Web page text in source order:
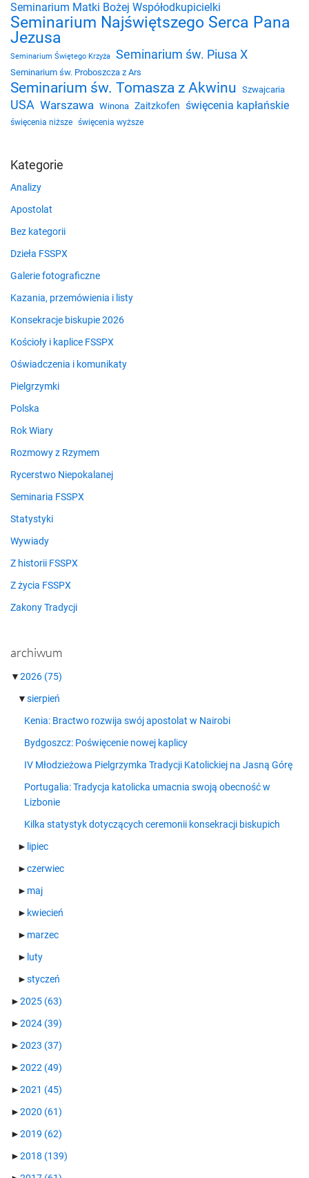
Seminarium Matki Bożej Współodkupicielki
Seminarium Najświętszego Serca Pana
Jezusa
Seminarium Świętego Krzyża Seminarium św. Piusa X
Seminarium św. Proboszcza z Ars
Seminarium św. Tomasza z Akwinu Szwajcaria
USA Warszawa Winona Zaitzkofen święcenia kapłańskie
święcenia niższe święcenia wyższe
Kategorie
Analizy
Apostolat
Bez kategorii
Dzieła FSSPX
Galerie fotograficzne
Kazania, przemówienia i listy
Konsekracje biskupie 2026
Kościoły i kaplice FSSPX
Oświadczenia i komunikaty
Pielgrzymki
Polska
Rok Wiary
Rozmowy z Rzymem
Rycerstwo Niepokalanej
Seminaria FSSPX
Statystyki
Wywiady
Z historii FSSPX
Z życia FSSPX
Zakony Tradycji
archiwum
▼2026 (75)
▼sierpień
Kenia: Bractwo rozwija swój apostolat w Nairobi
Bydgoszcz: Poświęcenie nowej kaplicy
IV Młodzieżowa Pielgrzymka Tradycji Katolickiej na Jasną Górę
Portugalia: Tradycja katolicka umacnia swoją obecność w
Lizbonie
Kilka statystyk dotyczących ceremonii konsekracji biskupich
► lipiec
►czerwiec
► maj
► kwiecień
► marzec
► luty
►styczeń
►2025 (63)
►2024 (39)
►2023 (37)
►2022 (49)
►2021 (45)
►2020 (61)
►2019 (62)
►2018 (139)